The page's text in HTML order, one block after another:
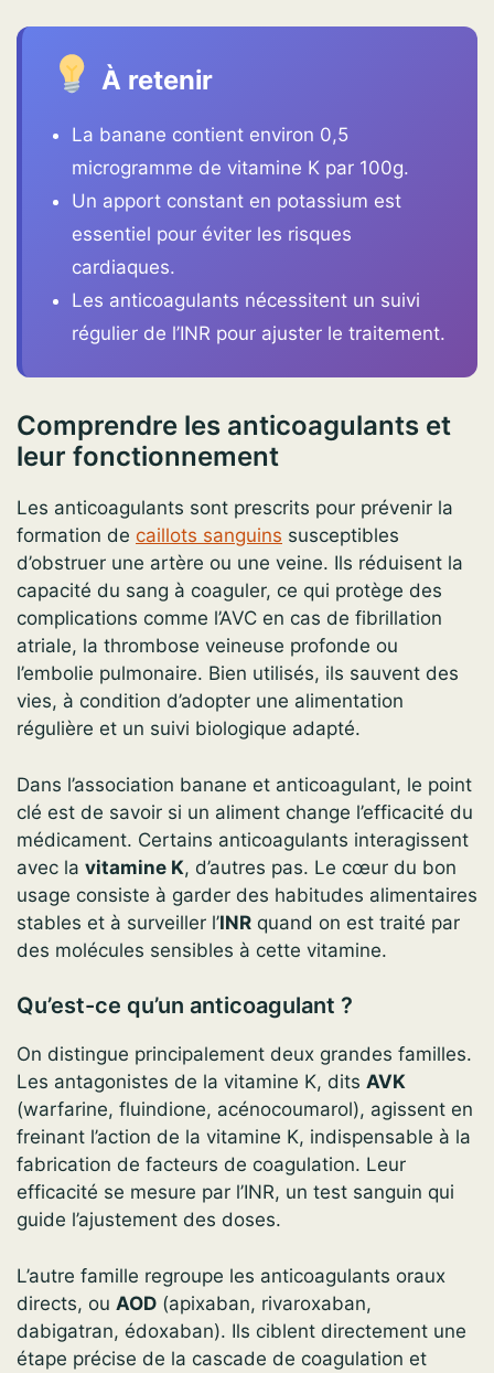
À retenir
La banane contient environ 0,5
microgramme de vitamine K par 100g.
Un apport constant en potassium est
essentiel pour éviter les risques
cardiaques.
Les anticoagulants nécessitent un suivi
régulier de l’INR pour ajuster le traitement.
Comprendre les anticoagulants et
leur fonctionnement
Les anticoagulants sont prescrits pour prévenir la
formation de caillots sanguins susceptibles
d’obstruer une artère ou une veine. Ils réduisent la
capacité du sang à coaguler, ce qui protège des
complications comme l’AVC en cas de fibrillation
atriale, la thrombose veineuse profonde ou
l’embolie pulmonaire. Bien utilisés, ils sauvent des
vies, à condition d’adopter une alimentation
régulière et un suivi biologique adapté.
Dans l’association banane et anticoagulant, le point
clé est de savoir si un aliment change l’efficacité du
médicament. Certains anticoagulants interagissent
avec la vitamine K, d’autres pas. Le cœur du bon
usage consiste à garder des habitudes alimentaires
stables et à surveiller l’INR quand on est traité par
des molécules sensibles à cette vitamine.
Qu’est-ce qu’un anticoagulant ?
On distingue principalement deux grandes familles.
Les antagonistes de la vitamine K, dits AVK
(warfarine, fluindione, acénocoumarol), agissent en
freinant l’action de la vitamine K, indispensable à la
fabrication de facteurs de coagulation. Leur
efficacité se mesure par l’INR, un test sanguin qui
guide l’ajustement des doses.
L’autre famille regroupe les anticoagulants oraux
directs, ou AOD (apixaban, rivaroxaban,
dabigatran, édoxaban). Ils ciblent directement une
étape précise de la cascade de coagulation et